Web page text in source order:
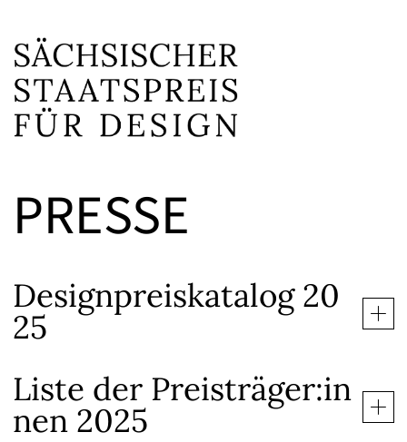
PRESSE
Designpreiskatalog 20
25
Liste der Preisträger:in
nen 2025